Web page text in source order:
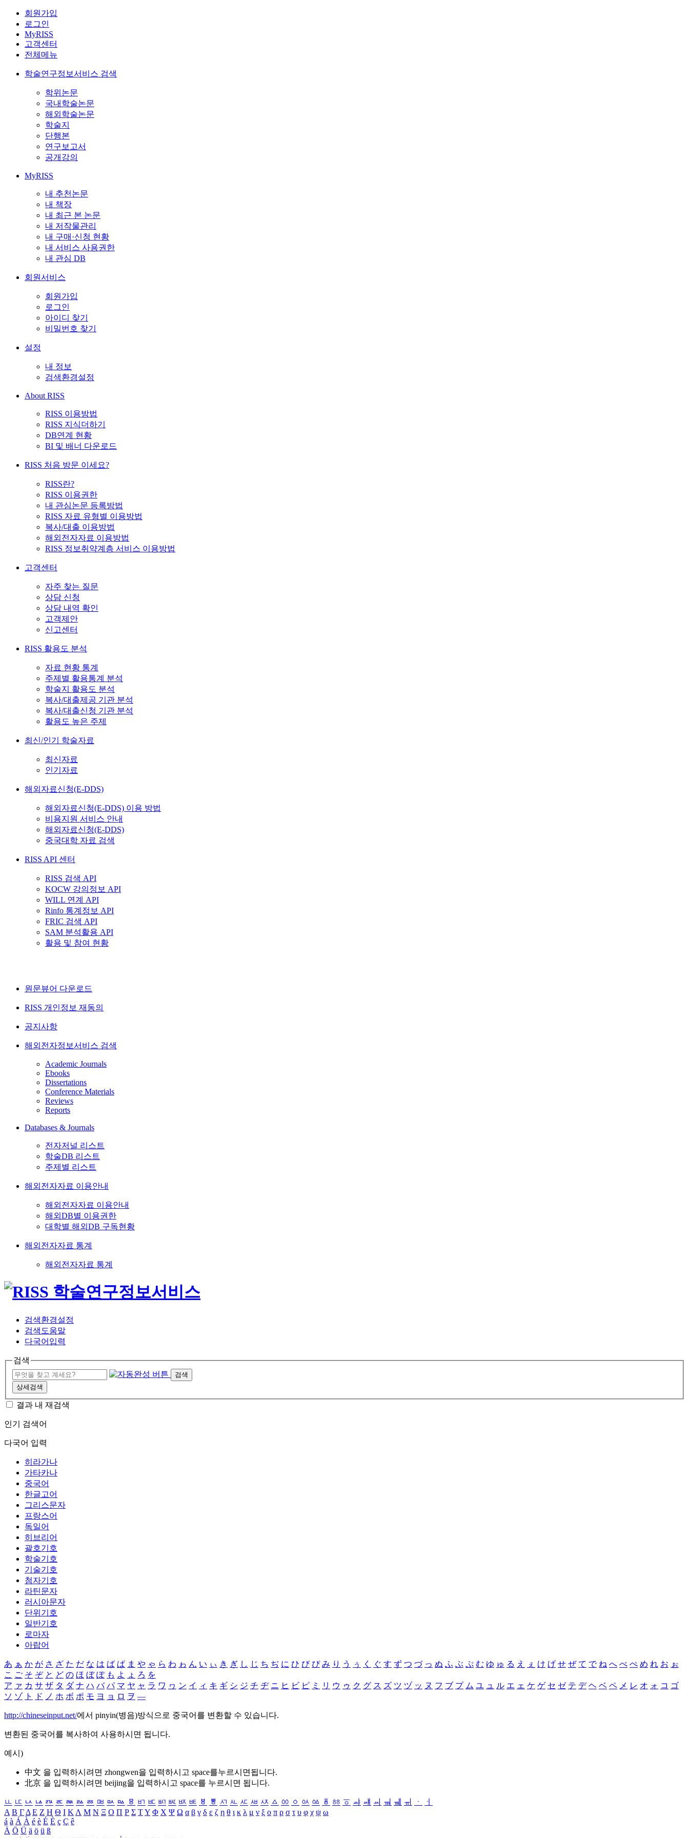
회원가입
로그인
MyRISS
고객센터
전체메뉴
학술연구정보서비스 검색
학위논문
국내학술논문
해외학술논문
학술지
단행본
연구보고서
공개강의
MyRISS
내 추천논문
내 책장
내 최근 본 논문
내 저작물관리
내 구매·신청 현황
내 서비스 사용권한
내 관심 DB
회원서비스
회원가입
로그인
아이디 찾기
비밀번호 찾기
설정
내 정보
검색환경설정
About RISS
RISS 이용방법
RISS 지식더하기
DB연계 현황
BI 및 배너 다운로드
RISS 처음 방문 이세요?
RISS란?
RISS 이용권한
내 관심논문 등록방법
RISS 자료 유형별 이용방법
복사/대출 이용방법
해외전자자료 이용방법
RISS 정보취약계층 서비스 이용방법
고객센터
자주 찾는 질문
상담 신청
상담 내역 확인
고객제안
신고센터
RISS 활용도 분석
자료 현황 통계
주제별 활용통계 분석
학술지 활용도 분석
복사/대출제공 기관 분석
복사/대출신청 기관 분석
활용도 높은 주제
최신/인기 학술자료
최신자료
인기자료
해외자료신청(E-DDS)
해외자료신청(E-DDS) 이용 방법
비용지원 서비스 안내
해외자료신청(E-DDS)
중국대학 자료 검색
RISS API 센터
RISS 검색 API
KOCW 강의정보 API
WILL 연계 API
Rinfo 통계정보 API
FRIC 검색 API
SAM 분석활용 API
활용 및 참여 현황
원문뷰어 다운로드
RISS 개인정보 재동의
공지사항
해외전자정보서비스 검색
Academic Journals
Ebooks
Dissertations
Conference Materials
Reviews
Reports
Databases & Journals
전자저널 리스트
학술DB 리스트
주제별 리스트
해외전자자료 이용안내
해외전자자료 이용안내
해외DB별 이용권한
대학별 해외DB 구독현황
해외전자자료 통계
해외전자자료 통계
검색환경설정
검색도움말
다국어입력
검색
검색
상세검색
결과 내 재검색
인기 검색어
다국어 입력
히라가나
가타카나
중국어
한글고어
그리스문자
프랑스어
독일어
히브리어
괄호기호
학술기호
기술기호
첨자기호
라틴문자
러시아문자
단위기호
일반기호
로마자
아랍어
あ ぁ か が さ ざ た だ な は ば ぱ ま や ゃ ら わ ゎ ん い ぃ き ぎ し じ ち ぢ に ひ び ぴ み り う ぅ く ぐ す ず つ づ っ ぬ ふ ぶ ぷ む ゆ ゅ る え ぇ け げ せ ぜ て で ね へ べ ぺ め れ お ぉ
こ ご そ ぞ と ど の ほ ぼ ぽ も よ ょ ろ を
ア ァ カ サ ザ タ ダ ナ ハ バ パ マ ヤ ャ ラ ワ ヮ ン イ ィ キ ギ シ ジ チ ヂ ニ ヒ ビ ピ ミ リ ウ ゥ ク グ ス ズ ツ ヅ ッ ヌ フ ブ プ ム ユ ュ ル エ ェ ケ ゲ セ ゼ テ デ ヘ ベ ペ メ レ オ ォ コ ゴ
ソ ゾ ト ド ノ ホ ボ ポ モ ヨ ョ ロ ヲ ―
http://chineseinput.net/에서 pinyin(병음)방식으로 중국어를 변환할 수 있습니다.
변환된 중국어를 복사하여 사용하시면 됩니다.
예시)
中文 을 입력하시려면 zhongwen을 입력하시고 space를누르시면됩니다.
北京 을 입력하시려면 beijing을 입력하시고 space를 누르시면 됩니다.
ㅥ ㅦ ㅧ ㅨ ㅩ ㅪ ㅫ ㅬ ㅭ ㅮ ㅯ ㅰ ㅱ ㅲ ㅳ ㅴ ㅵ ㅶ ㅷ ㅸ ㅹ ㅺ ㅻ ㅼ ㅽ ㅾ ㅿ ㆀ ㆁ ㆂ ㆃ ㆄ ㆅ ㆆ ㆇ ㆈ ㆉ ㆊ ㆋ ㆌ ㆍ
ㆎ
Α Β ΓΔ Ε Ζ Η Θ Ι ΚΛ Μ Ν Ξ Ο Π Ρ Σ ΤΥ Φ Χ Ψ Ω α β γ δ ε ζ η θ ι κ λ μ ν ξ ο π ρ σ τ υ φ χ ψ ω
á à Á À é è É È ç Ç ê
Ä Ö Ü ä ö ü ß